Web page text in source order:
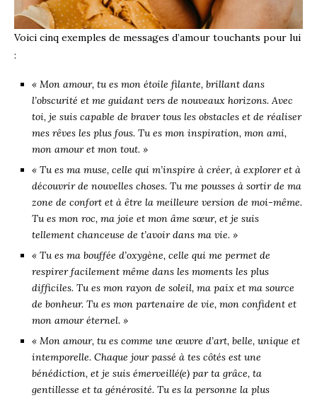
Voici cinq exemples de messages d’amour touchants pour lui
:
« Mon amour, tu es mon étoile filante, brillant dans
l’obscurité et me guidant vers de nouveaux horizons. Avec
toi, je suis capable de braver tous les obstacles et de réaliser
mes rêves les plus fous. Tu es mon inspiration, mon ami,
mon amour et mon tout. »
« Tu es ma muse, celle qui m’inspire à créer, à explorer et à
découvrir de nouvelles choses. Tu me pousses à sortir de ma
zone de confort et à être la meilleure version de moi-même.
Tu es mon roc, ma joie et mon âme sœur, et je suis
tellement chanceuse de t’avoir dans ma vie. »
« Tu es ma bouffée d’oxygène, celle qui me permet de
respirer facilement même dans les moments les plus
difficiles. Tu es mon rayon de soleil, ma paix et ma source
de bonheur. Tu es mon partenaire de vie, mon confident et
mon amour éternel. »
« Mon amour, tu es comme une œuvre d’art, belle, unique et
intemporelle. Chaque jour passé à tes côtés est une
bénédiction, et je suis émerveillé(e) par ta grâce, ta
gentillesse et ta générosité. Tu es la personne la plus